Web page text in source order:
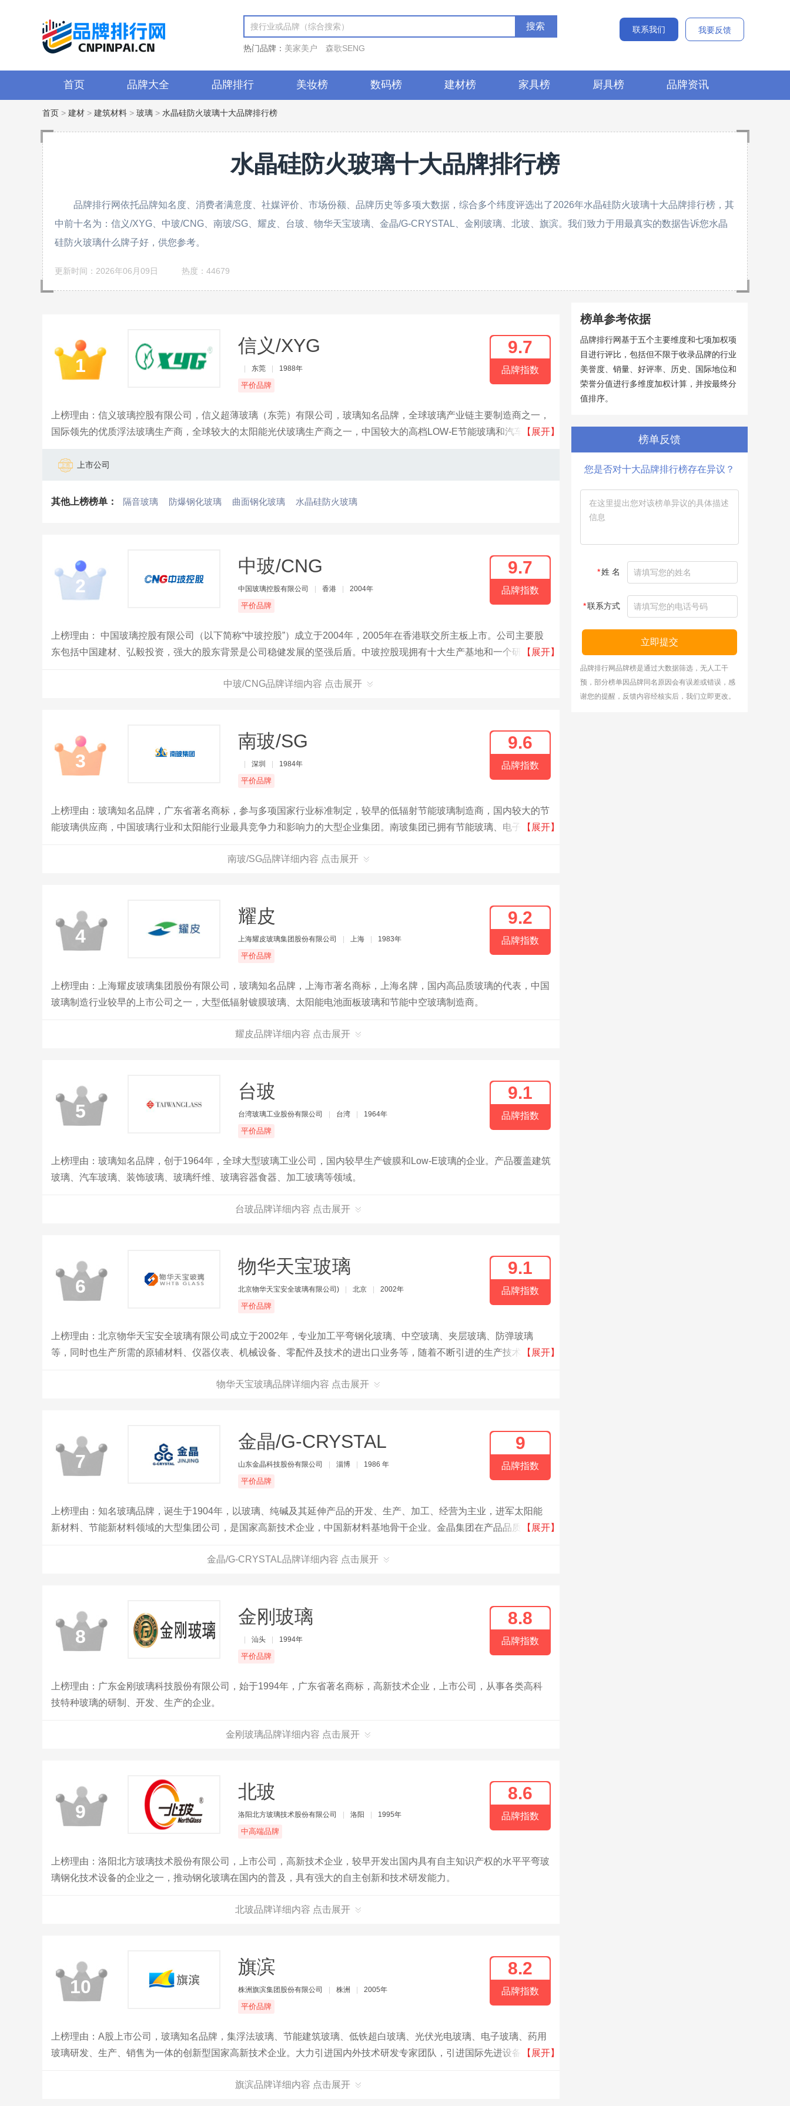
联系我们
我要反馈
热门品牌： 美家美户 森歌SENG
首页 品牌大全 品牌排行 美妆榜 数码榜 建材榜 家具榜 厨具榜 品牌资讯
首页 > 建材 > 建筑材料 > 玻璃 > 水晶硅防火玻璃十大品牌排行榜
水晶硅防火玻璃十大品牌排行榜
品牌排行网依托品牌知名度、消费者满意度、社媒评价、市场份额、品牌历史等多项大数据，综合多个纬度评选出了2026年水晶硅防火玻璃十大品牌排行榜，其
中前十名为：信义/XYG、中玻/CNG、南玻/SG、耀皮、台玻、物华天宝玻璃、金晶/G-CRYSTAL、金刚玻璃、北玻、旗滨。我们致力于用最真实的数据告诉您水晶
硅防火玻璃什么牌子好，供您参考。
更新时间：2026年06月09日 热度：44679
1
信义/XYG
东莞 1988年
平价品牌
9.7
品牌指数
上榜理由：信义玻璃控股有限公司，信义超薄玻璃（东莞）有限公司，玻璃知名品牌，全球玻璃产业链主要制造商之一，
国际领先的优质浮法玻璃生产商，全球较大的太阳能光伏玻璃生产商之一，中国较大的高档LOW-E节能玻璃和汽车玻璃
【展开】
上市公司
其他上榜榜单： 隔音玻璃 防爆钢化玻璃 曲面钢化玻璃 水晶硅防火玻璃
2
中玻/CNG
中国玻璃控股有限公司 香港 2004年
平价品牌
9.7
品牌指数
上榜理由： 中国玻璃控股有限公司（以下简称“中玻控股”）成立于2004年，2005年在香港联交所主板上市。公司主要股
东包括中国建材、弘毅投资，强大的股东背景是公司稳健发展的坚强后盾。中玻控股现拥有十大生产基地和一个研发中
配套深加工线、离线低辐射镀膜玻璃生产线。辖下生产基地位于或靠近主要消费中心，或邻近能源、资源产地，享有独特
【展开】
中玻/CNG品牌详细内容 点击展开
3
南玻/SG
深圳 1984年
平价品牌
9.6
品牌指数
上榜理由：玻璃知名品牌，广东省著名商标，参与多项国家行业标准制定，较早的低辐射节能玻璃制造商，国内较大的节
能玻璃供应商，中国玻璃行业和太阳能行业最具竞争力和影响力的大型企业集团。南玻集团已拥有节能玻璃、电子玻璃及
区、华北京津冀地区以及华中湖北地区。南玻同时拥有全国性和国际化的运营网络，产品广受国内外客户赞誉。中国南玻
【展开】
南玻/SG品牌详细内容 点击展开
4
耀皮
上海耀皮玻璃集团股份有限公司 上海 1983年
平价品牌
9.2
品牌指数
上榜理由：上海耀皮玻璃集团股份有限公司，玻璃知名品牌，上海市著名商标，上海名牌，国内高品质玻璃的代表，中国
玻璃制造行业较早的上市公司之一，大型低辐射镀膜玻璃、太阳能电池面板玻璃和节能中空玻璃制造商。
耀皮品牌详细内容 点击展开
5
台玻
台湾玻璃工业股份有限公司 台湾 1964年
平价品牌
9.1
品牌指数
上榜理由：玻璃知名品牌，创于1964年，全球大型玻璃工业公司，国内较早生产镀膜和Low-E玻璃的企业。产品覆盖建筑
玻璃、汽车玻璃、装饰玻璃、玻璃纤维、玻璃容器食器、加工玻璃等领域。
台玻品牌详细内容 点击展开
6
物华天宝玻璃
北京物华天宝安全玻璃有限公司) 北京 2002年
平价品牌
9.1
品牌指数
上榜理由：北京物华天宝安全玻璃有限公司成立于2002年，专业加工平弯钢化玻璃、中空玻璃、夹层玻璃、防弹玻璃
等，同时也生产所需的原辅材料、仪器仪表、机械设备、零配件及技术的进出口业务等，随着不断引进的生产技术，公司
【展开】
物华天宝玻璃品牌详细内容 点击展开
7
金晶/G-CRYSTAL
山东金晶科技股份有限公司 淄博 1986 年
平价品牌
9
品牌指数
上榜理由：知名玻璃品牌，诞生于1904年，以玻璃、纯碱及其延伸产品的开发、生产、加工、经营为主业，进军太阳能
新材料、节能新材料领域的大型集团公司，是国家高新技术企业，中国新材料基地骨干企业。金晶集团在产品品质上，追
【展开】
金晶/G-CRYSTAL品牌详细内容 点击展开
8
金刚玻璃
汕头 1994年
平价品牌
8.8
品牌指数
上榜理由：广东金刚玻璃科技股份有限公司，始于1994年，广东省著名商标，高新技术企业，上市公司，从事各类高科
技特种玻璃的研制、开发、生产的企业。
金刚玻璃品牌详细内容 点击展开
9
北玻
洛阳北方玻璃技术股份有限公司 洛阳 1995年
中高端品牌
8.6
品牌指数
上榜理由：洛阳北方玻璃技术股份有限公司，上市公司，高新技术企业，较早开发出国内具有自主知识产权的水平平弯玻
璃钢化技术设备的企业之一，推动钢化玻璃在国内的普及，具有强大的自主创新和技术研发能力。
北玻品牌详细内容 点击展开
10
旗滨
株洲旗滨集团股份有限公司 株洲 2005年
平价品牌
8.2
品牌指数
上榜理由：A股上市公司，玻璃知名品牌，集浮法玻璃、节能建筑玻璃、低铁超白玻璃、光伏光电玻璃、电子玻璃、药用
玻璃研发、生产、销售为一体的创新型国家高新技术企业。大力引进国内外技术研发专家团队，引进国际先进设备，不断
【展开】
旗滨品牌详细内容 点击展开
榜单参考依据
品牌排行网基于五个主要维度和七项加权项
目进行评比，包括但不限于收录品牌的行业
美誉度、销量、好评率、历史、国际地位和
荣誉分值进行多维度加权计算，并按最终分
值排序。
榜单反馈
您是否对十大品牌排行榜存在异议？
*姓 名
*联系方式
立即提交
品牌排行网品牌榜是通过大数据筛选，无人工干
预，部分榜单因品牌同名原因会有误差或错误，感
谢您的提醒，反馈内容经核实后，我们立即更改。